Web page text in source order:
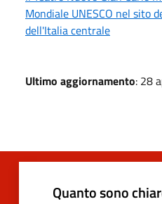
Mondiale UNESCO nel sito
dell'Italia centrale
Ultimo aggiornamento: 28
Quanto sono